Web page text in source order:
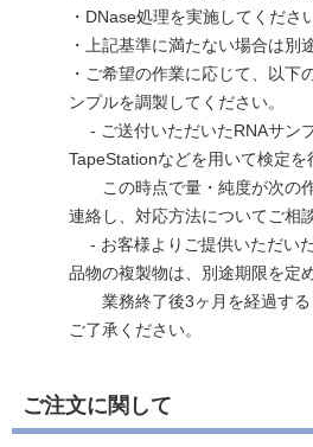
・DNase処理を実施してくださ
・上記基準に満たない場合は別
・ご希望の作業に応じて、以下
ンプルを調製してください。
- ご送付いただいたRNAサン
TapeStationなどを用いて検定を
この時点で量・純度が次の
連絡し、対応方法についてご相
- お客様よりご提供いただい
品物の複製物は、別途期限を定
業務終了後3ヶ月を経過する
ご了承ください。
ご注文に関して